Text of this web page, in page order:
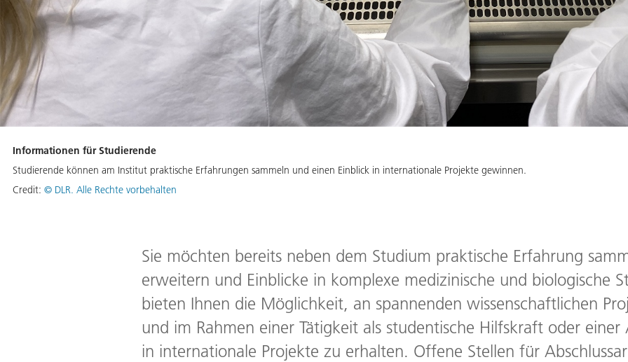
Informationen für Studierende
Studierende können am Institut praktische Erfahrungen sammeln und einen Einblick in internationale Projekte gewinnen.
Credit: © DLR. Alle Rechte vorbehalten
Sie möchten bereits neben dem Studium praktische Erfahrung
erweitern und Einblicke in komplexe medizinische und biologische
bieten Ihnen die Möglichkeit, an spannenden wissenschaftlichen
und im Rahmen einer Tätigkeit als studentische Hilfskraft oder einer
in internationale Projekte zu erhalten. Offene Stellen für